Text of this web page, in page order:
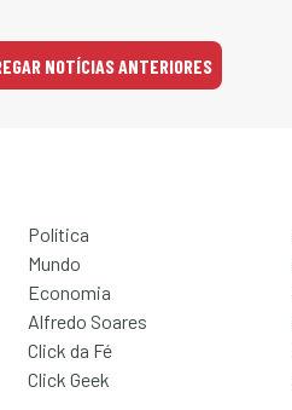
NOTÍCIAS ANTERIORES
Política
Mundo
Economia
Alfredo Soares
Click da Fé
Click Geek